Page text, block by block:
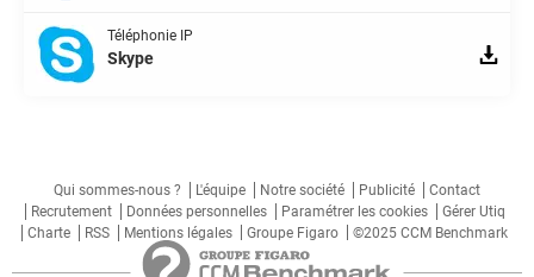
Téléphonie IP
Skype
Qui sommes-nous ? L'équipe Notre société Publicité
Contact
Recrutement
Données personnelles Paramétrer les cookies
Gérer Utiq
Charte
RSS Mentions légales Groupe Figaro ©2025 CCM Benchmark